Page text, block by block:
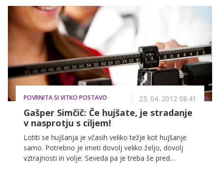
sodelovanje v akciji prijavilo več kot 90 parov iz vse
Slovenije, 83 pa jih je izpolnjevalo pogoje za
sodelovanje. Po pregledu vseh prijav smo na izbor
namesto sprva predvidenih 12 povabili 14 parov, nato
pa je tričlanska strokovna komisija izmed njih izbrala
tri pare, ki jih bomo spremljali med hujšanjem. Par, ki
se bo najbolje odrezal tako v izgubi kilogramov kot
tudi v spretnostnih izzivih, bo odpotoval na sanjske
počitnice na grški otok Santorini.
POVRNITA SI VITKO POSTAVO 23. 04. 2012 08.41
Gašper Simčič: Če hujšate, je stradanje
v nasprotju s ciljem!
Lotiti se hujšanja je včasih veliko težje kot hujšanje
samo. Potrebno je imeti dovolj veliko željo, dovolj
vztrajnosti in volje. Seveda pa je treba še pred